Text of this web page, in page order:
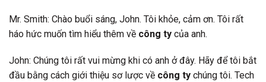
Mr. Smith: Chào buổi sáng, John. Tôi khỏe, cảm ơn. Tôi rất
háo hức muốn tìm hiểu thêm về công ty của anh.
John: Chúng tôi rất vui mừng khi có anh ở đây. Hãy để tôi bắt
đầu bằng cách giới thiệu sơ lược về công ty chúng tôi. Tech